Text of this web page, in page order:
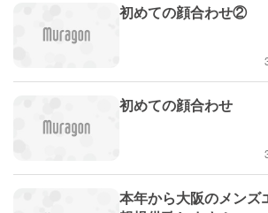
初めての顔合わせ②
初めての顔合わせ
本年から大阪のメンズ